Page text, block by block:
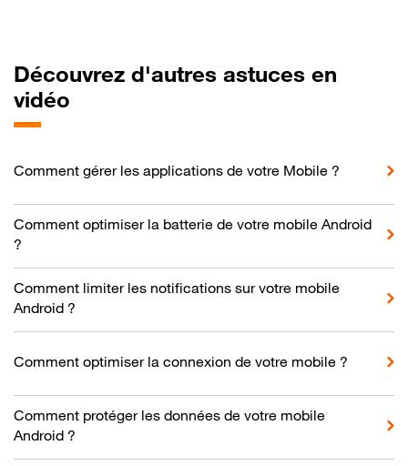
Découvrez d'autres astuces en
vidéo
Comment gérer les applications de votre Mobile ?
Comment optimiser la batterie de votre mobile Android
?
Comment limiter les notifications sur votre mobile
Android ?
Comment optimiser la connexion de votre mobile ?
Comment protéger les données de votre mobile
Android ?